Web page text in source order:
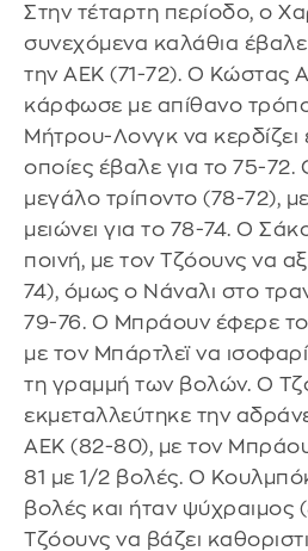
Στην τέταρτη περίοδο, ο
συνεχόμενα καλάθια
την ΑΕΚ (71-72). Ο Κώστας
κάρφωσε με απίθανο
Μήτρου-Λονγκ να κερδίζει
οποίες έβαλε για το 75-
μεγάλο τρίποντο (78-72),
μειώνει για το 78-74. Ο
ποινή, με τον Τζόουνς να
74), όμως ο Νάναλι στο
79-76. Ο Μπράουν έφερε
με τον Μπάρτλεϊ να
τη γραμμή των βολών. Ο
εκμεταλλεύτηκε την
ΑΕΚ (82-80), με τον
81 με 1/2 βολές. Ο
βολές και ήταν ψύχραιμος
Τζόουνς να βάζει